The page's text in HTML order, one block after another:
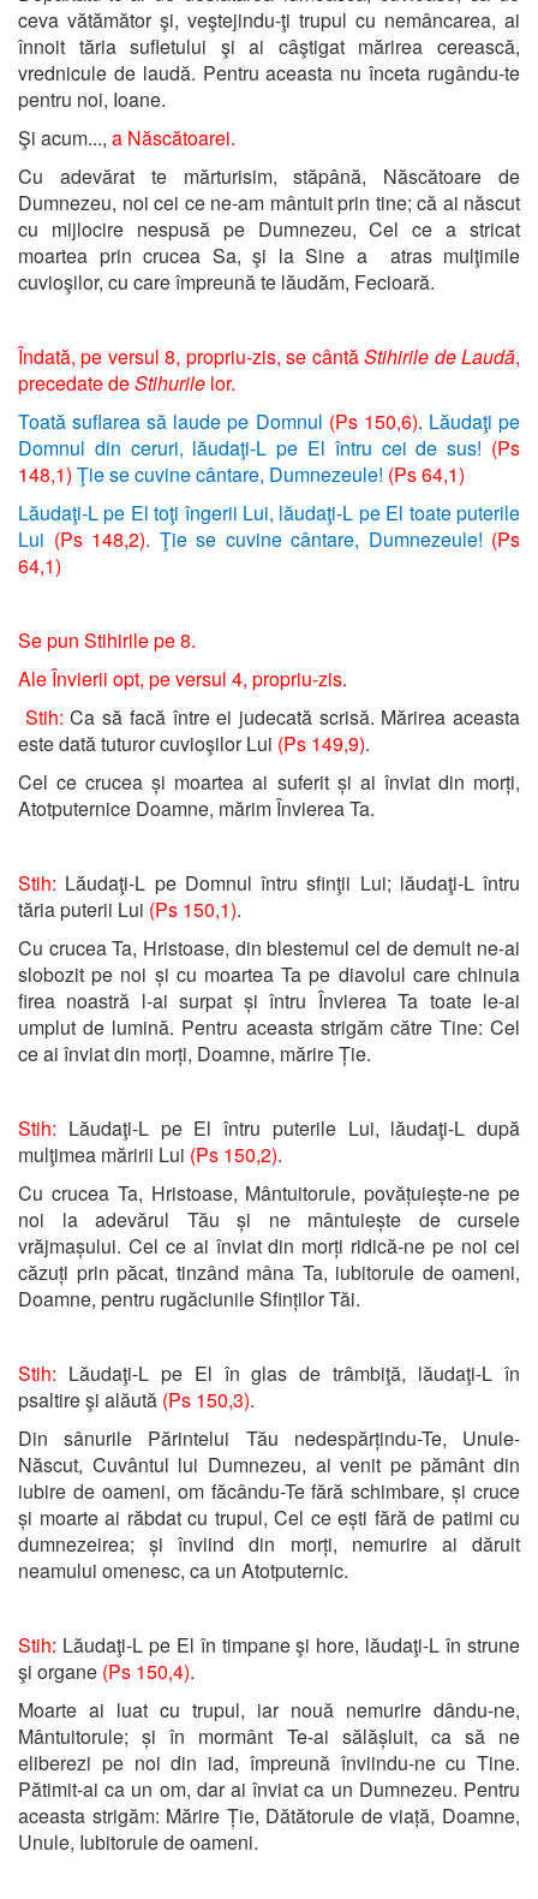
ceva vătămător şi, veştejindu-ţi trupul cu nemâncarea, ai
înnoit tăria sufletului şi ai câştigat mărirea cerească,
vrednicule de laudă. Pentru aceasta nu înceta rugându-te
pentru noi, Ioane.
Şi acum..., a Născătoarei.
Cu adevărat te mărturisim, stăpână, Născătoare de
Dumnezeu, noi cei ce ne-am mântuit prin tine; că ai născut
cu mijlocire nespusă pe Dumnezeu, Cel ce a stricat
moartea prin crucea Sa, şi la Sine a atras mulţimile
cuvioşilor, cu care împreună te lăudăm, Fecioară.
Îndată, pe versul 8, propriu-zis, se cântăStihirile de Laudă,
precedate deStihurile lor.
Toată suflarea să laude pe Domnul (Ps 150,6). Lăudaţi pe
Domnul din ceruri, lăudaţi-L pe El întru cei de sus! (Ps
148,1) Ţie se cuvine cântare, Dumnezeule! (Ps 64,1)
Lăudaţi-L pe El toţi îngerii Lui, lăudaţi-L pe El toate puterile
Lui (Ps 148,2). Ţie se cuvine cântare, Dumnezeule! (Ps
64,1)
Se pun Stihirile pe 8.
Ale Învierii opt, pe versul 4, propriu-zis.
Stih: Ca să facă între ei judecată scrisă. Mărirea aceasta
este dată tuturor cuvioşilor Lui (Ps 149,9).
Cel ce crucea și moartea ai suferit și ai înviat din morți,
Atotputernice Doamne, mărim Învierea Ta.
Stih: Lăudaţi-L pe Domnul întru sfinţii Lui; lăudaţi-L întru
tăria puterii Lui (Ps 150,1).
Cu crucea Ta, Hristoase, din blestemul cel de demult ne-ai
slobozit pe noi și cu moartea Ta pe diavolul care chinuia
firea noastră l-ai surpat și întru Învierea Ta toate le-ai
umplut de lumină. Pentru aceasta strigăm către Tine: Cel
ce ai înviat din morți, Doamne, mărire Ție.
Stih: Lăudaţi-L pe El întru puterile Lui, lăudaţi-L după
mulţimea măririi Lui (Ps 150,2).
Cu crucea Ta, Hristoase, Mântuitorule, povățuiește-ne pe
noi la adevărul Tău și ne mântuiește de cursele
vrăjmașului. Cel ce ai înviat din morți ridică-ne pe noi cei
căzuți prin păcat, tinzând mâna Ta, iubitorule de oameni,
Doamne, pentru rugăciunile Sfinților Tăi.
Stih: Lăudaţi-L pe El în glas de trâmbiţă, lăudaţi-L în
psaltire şi alăută (Ps 150,3).
Din sânurile Părintelui Tău nedespărțindu-Te, Unule-
Născut, Cuvântul lui Dumnezeu, ai venit pe pământ din
iubire de oameni, om făcându-Te fără schimbare, și cruce
și moarte ai răbdat cu trupul, Cel ce ești fără de patimi cu
dumnezeirea; și înviind din morți, nemurire ai dăruit
neamului omenesc, ca un Atotputernic.
Stih: Lăudaţi-L pe El în timpane şi hore, lăudaţi-L în strune
şi organe (Ps 150,4).
Moarte ai luat cu trupul, iar nouă nemurire dându-ne,
Mântuitorule; și în mormânt Te-ai sălășluit, ca să ne
eliberezi pe noi din iad, împreună înviindu-ne cu Tine.
Pătimit-ai ca un om, dar ai înviat ca un Dumnezeu. Pentru
aceasta strigăm: Mărire Ție, Dătătorule de viață, Doamne,
Unule, Iubitorule de oameni.